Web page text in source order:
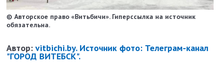
© Авторское право «Витьбичи». Гиперссылка на источник
обязательна.
Автор:vitbichi.by. Источник фото: Телеграм-канал
"ГОРОД ВИТЕБСК".